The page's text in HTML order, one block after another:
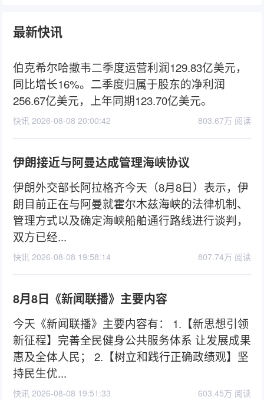
最新快讯
伯克希尔哈撒韦二季度运营利润129.83亿美元，
同比增长16%。二季度归属于股东的净利润
256.67亿美元，上年同期123.70亿美元。
快讯 2026-08-08 20:00:42 803.67万 阅读
伊朗接近与阿曼达成管理海峡协议
伊朗外交部长阿拉格齐今天（8月8日）表示，伊
朗目前正在与阿曼就霍尔木兹海峡的法律机制、
管理方式以及确定海峡船舶通行路线进行谈判，
双方已经...
快讯 2026-08-08 19:58:14 807.74万 阅读
8月8日《新闻联播》主要内容
今天《新闻联播》主要内容有： 1.【新思想引领
新征程】完善全民健身公共服务体系 让发展成果
惠及全体人民； 2.【树立和践行正确政绩观】坚
持民生优...
快讯 2026-08-08 19:51:33 603.45万 阅读